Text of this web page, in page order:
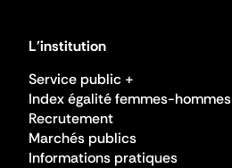
L'institution
Service public +
Index égalité femmes-hommes
Recrutement
Marchés publics
Informations pratiques